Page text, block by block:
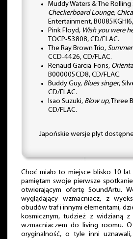
Muddy Waters & The Rolling
Checkerboard Lounge,
Entertainment,
Pink Floyd, Wish you were
TOCP-53808, CD/FLAC.
The Ray Brown Trio,
CCD-4426, CD/FLAC.
Renaud Garcia-Fons,
B000005CD8, CD/FLAC.
Buddy Guy, Blues singer,
CD/FLAC.
Isao Suzuki, Blow up, Three
CD/FLAC.
Japońskie wersje płyt
Choć miało to miejsce blisko 10
pamiętam swoje pierwsze
otwierającym ofertę SoundArtu.
wyglądający wzmacniacz, z
obudów traf i innymi elementami,
kosmicznym, tudzież z widzianą
wzmacniaczem do living roomu.
oryginalność, o tyle inni